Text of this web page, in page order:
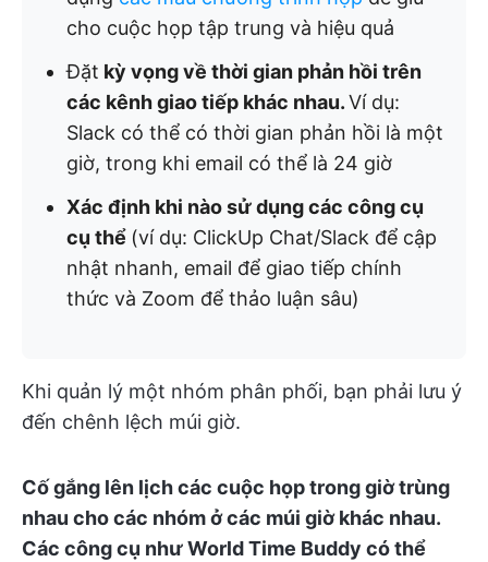
cho cuộc họp tập trung và hiệu quả
Đặt kỳ vọng về thời gian phản hồi trên
các kênh giao tiếp khác nhau.Ví dụ:
Slack có thể có thời gian phản hồi là một
giờ, trong khi email có thể là 24 giờ
Xác định khi nào sử dụng các công cụ
cụ thể (ví dụ: ClickUp Chat/Slack để cập
nhật nhanh, email để giao tiếp chính
thức và Zoom để thảo luận sâu)
Khi quản lý một nhóm phân phối, bạn phải lưu ý
đến chênh lệch múi giờ.
Cố gắng lên lịch các cuộc họp trong giờ trùng
nhau cho các nhóm ở các múi giờ khác nhau.
Các công cụ như World Time Buddy có thể